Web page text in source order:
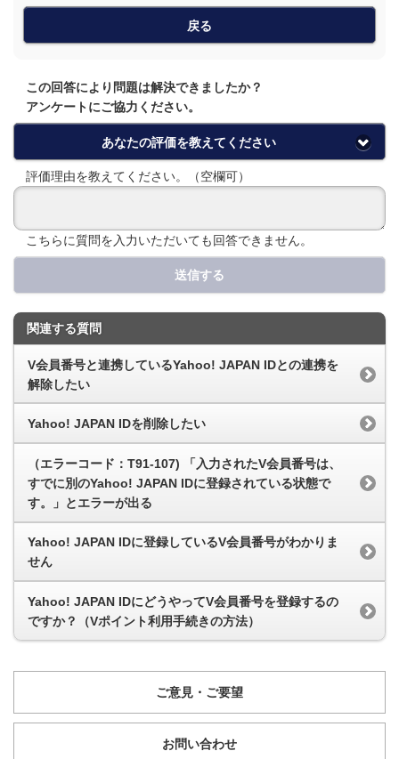
戻る
この回答により問題は解決できましたか？
アンケートにご協力ください。
あなたの評価を教えてください
評価理由を教えてください。（空欄可）
こちらに質問を入力いただいても回答できません。
送信する
関連する質問
V会員番号と連携しているYahoo! JAPAN IDとの連携を
解除したい
Yahoo! JAPAN IDを削除したい
（エラーコード：T91-107) 「入力されたV会員番号は、
すでに別のYahoo! JAPAN IDに登録されている状態で
す。」とエラーが出る
Yahoo! JAPAN IDに登録しているV会員番号がわかりま
せん
Yahoo! JAPAN IDにどうやってV会員番号を登録するの
ですか？（Vポイント利用手続きの方法）
ご意見・ご要望
お問い合わせ